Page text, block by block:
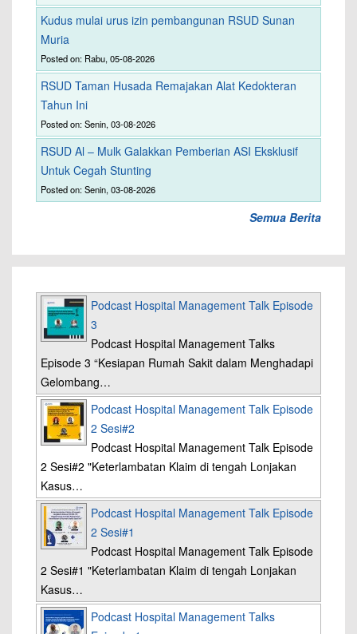
Kudus mulai urus izin pembangunan RSUD Sunan
Muria
Posted on: Rabu, 05-08-2026
RSUD Taman Husada Remajakan Alat Kedokteran
Tahun Ini
Posted on: Senin, 03-08-2026
RSUD Al – Mulk Galakkan Pemberian ASI Eksklusif
Untuk Cegah Stunting
Posted on: Senin, 03-08-2026
Semua Berita
Podcast Hospital Management Talk Episode
3
Podcast Hospital Management Talks
Episode 3 “Kesiapan Rumah Sakit dalam Menghadapi
Gelombang…
Podcast Hospital Management Talk Episode
2 Sesi#2
Podcast Hospital Management Talk Episode
2 Sesi#2 "Keterlambatan Klaim di tengah Lonjakan
Kasus…
Podcast Hospital Management Talk Episode
2 Sesi#1
Podcast Hospital Management Talk Episode
2 Sesi#1 "Keterlambatan Klaim di tengah Lonjakan
Kasus…
Podcast Hospital Management Talks